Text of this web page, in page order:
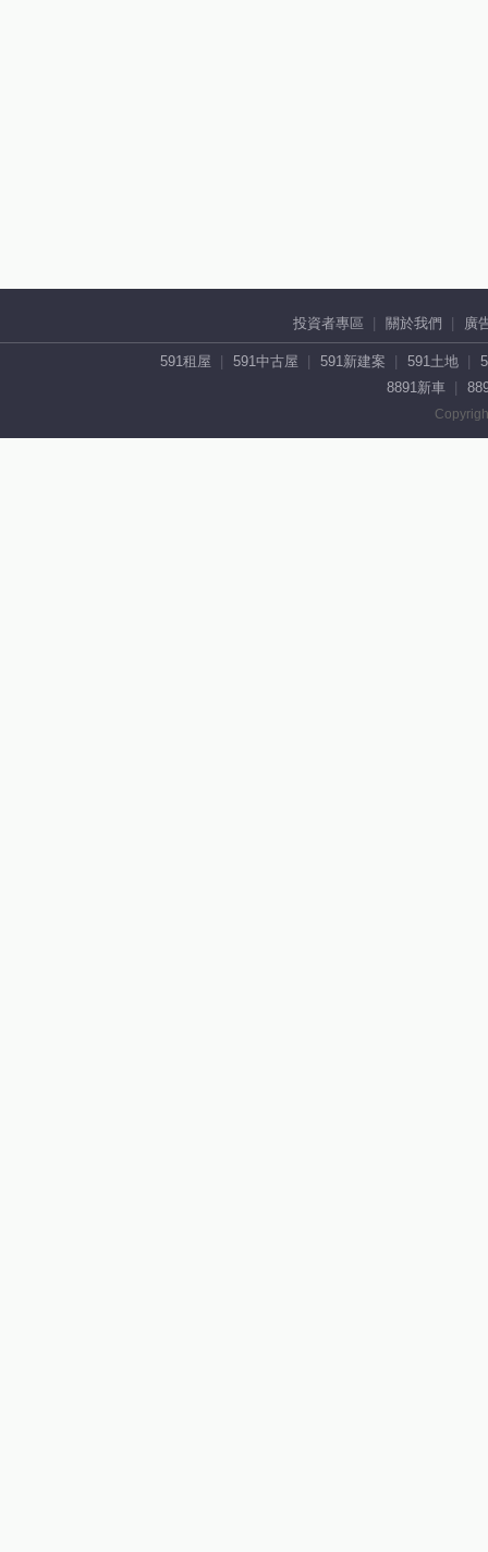
投資者專區 關於我們 廣
591租屋 591中古屋 591新建案 591土地
8891新車